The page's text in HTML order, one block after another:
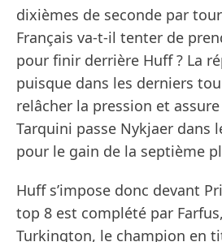
dixièmes de seconde par
Français va-t-il tenter de
pour finir derrière Huff ? La
puisque dans les derniers
relâcher la pression et
Tarquini passe Nykjaer dans
pour le gain de la septième
Huff s’impose donc devant
top 8 est complété par
Turkington, le champion en